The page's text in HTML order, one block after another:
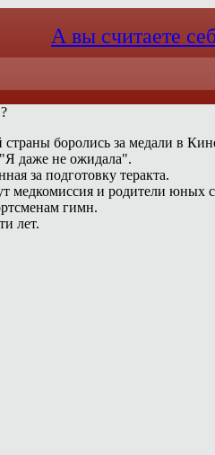
А вы считаете
страны боролись за медали в
даже не ожидала".
за подготовку теракта.
медкомиссия и родители юных
гимн.
лет.